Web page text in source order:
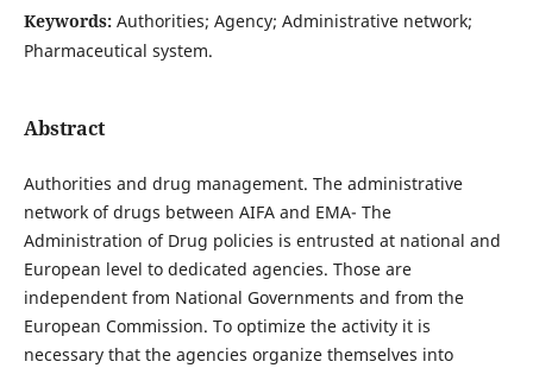
Keywords: Authorities; Agency; Administrative network;
Pharmaceutical system.
Abstract
Authorities and drug management. The administrative
network of drugs between AIFA and EMA- The
Administration of Drug policies is entrusted at national and
European level to dedicated agencies. Those are
independent from National Governments and from the
European Commission. To optimize the activity it is
necessary that the agencies organize themselves into